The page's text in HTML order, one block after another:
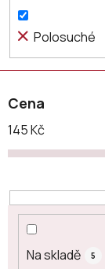
u
t
ů
Polosuché
Cena
145Kč
Na skladě 5